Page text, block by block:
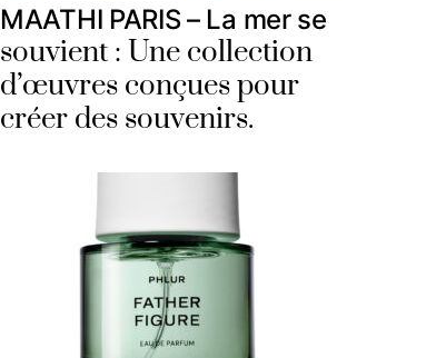
MAATHI PARIS – La mer se
souvient : Une collection
d’œuvres conçues pour
créer des souvenirs.